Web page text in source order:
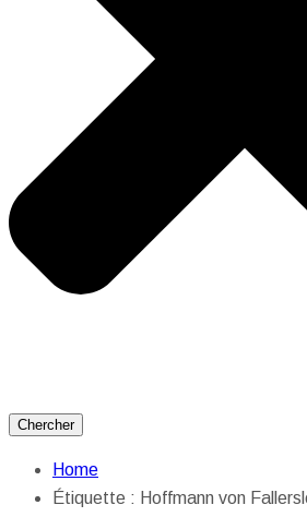
Chercher
Home
Étiquette : Hoffmann von